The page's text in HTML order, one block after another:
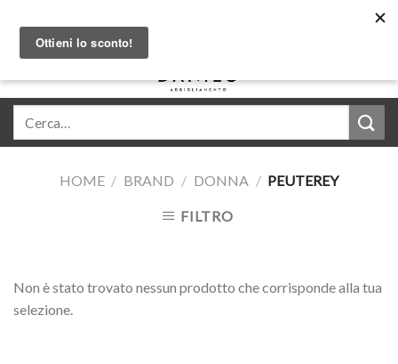
content
HOME / BRAND / DONNA / PEUTEREY
FILTRO
Non è stato trovato nessun prodotto che corrisponde alla tua
selezione.